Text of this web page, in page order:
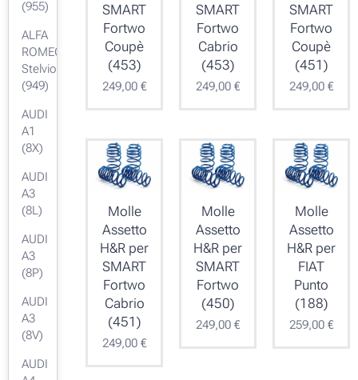
(955)
ALFA
ROMEO
Stelvio
(949)
AUDI
A1
(8X)
AUDI
A3
(8L)
AUDI
A3
(8P)
AUDI
A3
(8V)
AUDI
SMART
Fortwo
Coupè
(453)
249,00€
SMART
Fortwo
Cabrio
(453)
249,00€
SMART
Fortwo
Coupè
(451)
249,00€
Molle
Assetto
H&R per
SMART
Fortwo
Cabrio
(451)
249,00€
Molle
Assetto
H&R per
SMART
Fortwo
(450)
249,00€
Molle
Assetto
H&R per
FIAT
Punto
(188)
259,00€